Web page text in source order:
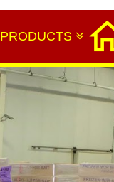
PRODUCTS